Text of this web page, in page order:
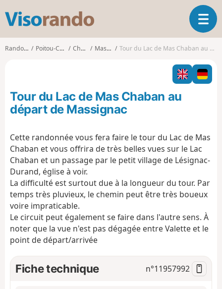
s
o
o
O
u
i
r
l
i
a
i
n
Randonnées Poitou-Charentes Charente Massignac Tour du Lac de Mas Chaban au départ de Massignac
Tour du Lac de Mas Chaban au
départ de Massignac
Cette randonnée vous fera faire le tour du Lac de Mas
Chaban et vous offrira de très belles vues sur le Lac
Chaban et un passage par le petit village de Lésignac-
Durand, église à voir.
La difficulté est surtout due à la longueur du tour. Par
temps très pluvieux, le chemin peut être très boueux
voire impraticable.
Le circuit peut également se faire dans l'autre sens. À
noter que la vue n'est pas dégagée entre Valette et le
point de départ/arrivée
Fiche technique n°11957992